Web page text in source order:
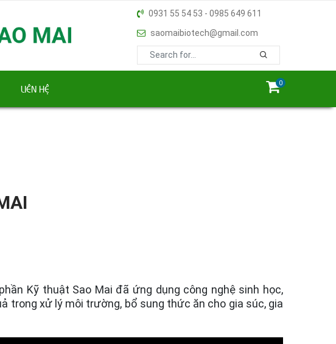
0931 55 54 53 - 0985 649 611
saomaibiotech@gmail.com
LIÊN HỆ 0
Kỹ thuật Sao Mai đã ứng dụng công nghệ sinh học,
trong xử lý môi trường, bổ sung thức ăn cho gia súc, gia